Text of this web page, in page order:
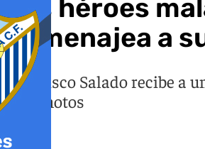
Los héroes
homenajea a
Francisco Salado recibe a
terremotos